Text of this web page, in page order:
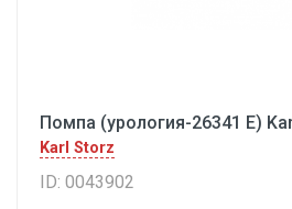
Помпа (урология-26341 Е)
Karl Storz
ID: 0043902